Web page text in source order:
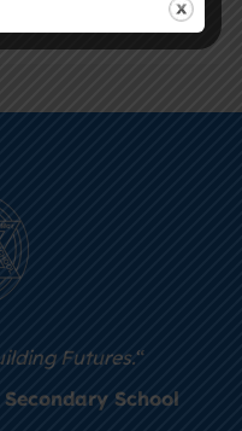
Futures.“
School